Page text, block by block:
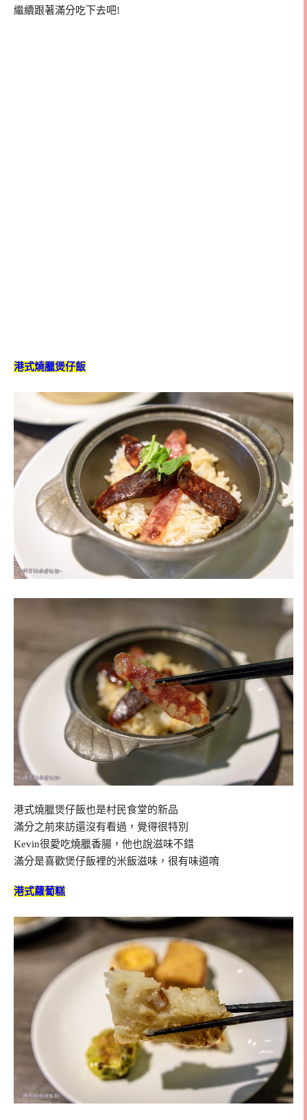
繼續跟著滿分吃下去吧!
港式燒臘煲仔飯
港式燒臘煲仔飯也是村民食堂的新品
滿分之前來訪還沒有看過，覺得很特別
Kevin很愛吃燒臘香腸，他也說滋味不錯
滿分是喜歡煲仔飯裡的米飯滋味，很有味道唷
港式蘿蔔糕